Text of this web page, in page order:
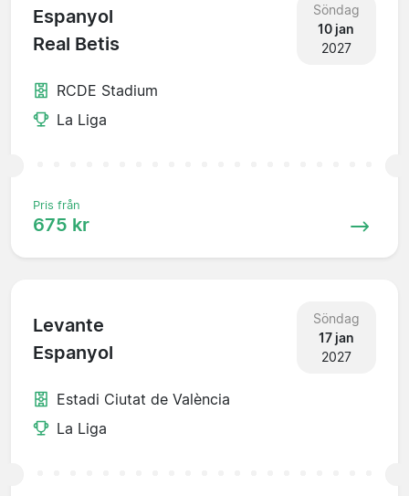
Espanyol
Real Betis
Söndag
10 jan
2027
RCDE Stadium
La Liga
Pris från
675 kr
Levante
Espanyol
Söndag
17 jan
2027
Estadi Ciutat de València
La Liga